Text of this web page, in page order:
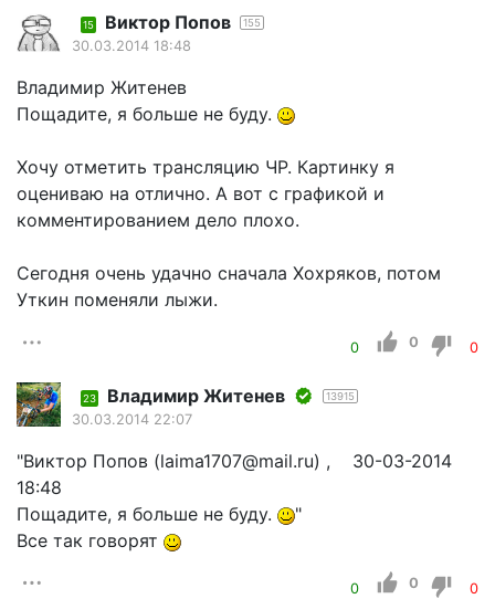
15 Виктор Попов 155
30.03.2014 18:48
Владимир Житенев
Пощадите, я больше не буду.
Хочу отметить трансляцию ЧР. Картинку я
оцениваю на отлично. А вот с графикой и
комментированием дело плохо.
Сегодня очень удачно сначала Хохряков, потом
Уткин поменяли лыжи.
0 0 0
23 Владимир Житенев 13915
30.03.2014 22:07
"Виктор Попов (laima1707@mail.ru) , 30-03-2014
18:48
Пощадите, я больше не буду.
"
Все так говорят
0 0 0